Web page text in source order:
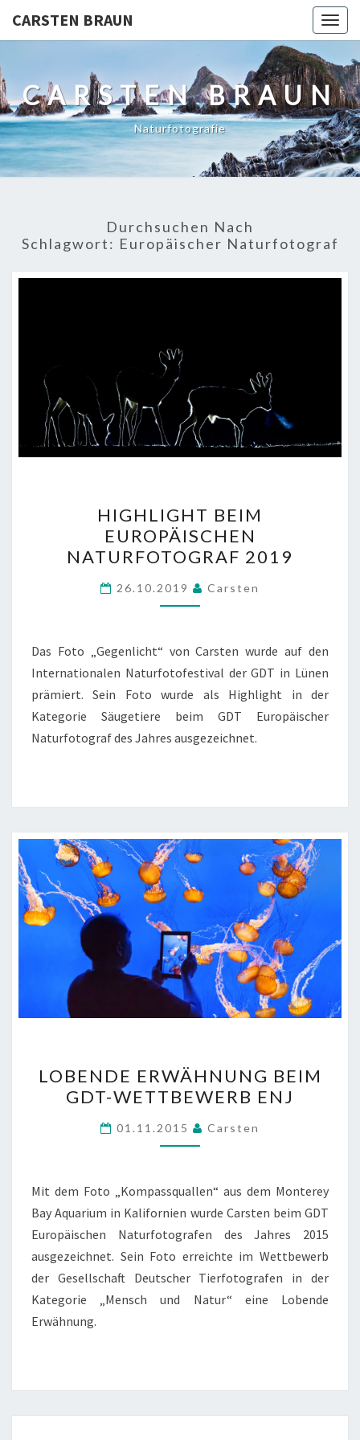
CARSTEN BRAUN
CARSTEN BRAUN
Naturfotografie
Durchsuchen Nach
Schlagwort: Europäischer Naturfotograf
BEIM
EUROPÄISCHEN
NATURFOTOGRAF
2019
HIGHLIGHT BEIM
EUROPÄISCHEN
NATURFOTOGRAF 2019
26.10.2019 Carsten
Das Foto „Gegenlicht“ von Carsten wurde auf den
Internationalen Naturfotofestival der GDT in Lünen
prämiert. Sein Foto wurde als Highlight in der
Kategorie Säugetiere beim GDT Europäischer
Naturfotograf des Jahres ausgezeichnet.
ERWÄHNUNG
BEIM
GDT-
WETTBEWERB
LOBENDE ERWÄHNUNG BEIM
GDT-WETTBEWERB ENJ
01.11.2015 Carsten
Mit dem Foto „Kompassquallen“ aus dem Monterey
Bay Aquarium in Kalifornien wurde Carsten beim GDT
Europäischen Naturfotografen des Jahres 2015
ausgezeichnet. Sein Foto erreichte im Wettbewerb
der Gesellschaft Deutscher Tierfotografen in der
Kategorie „Mensch und Natur“ eine Lobende
Erwähnung.